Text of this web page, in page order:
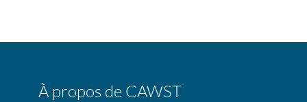
À propos de CAWST